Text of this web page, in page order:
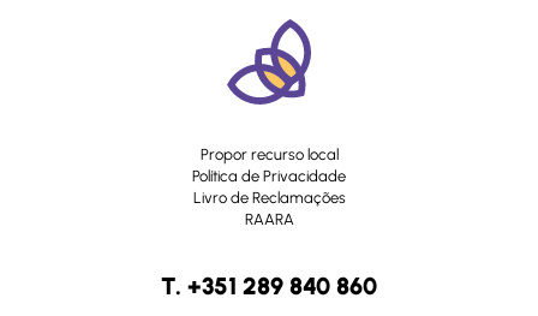
Propor recurso local
Política de Privacidade
Livro de Reclamações
RAARA
T. +351 289 840 860